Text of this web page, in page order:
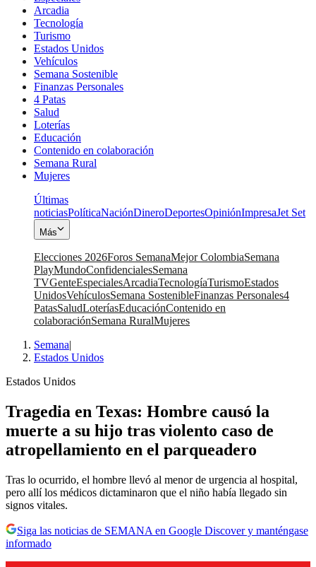
Arcadia
Tecnología
Turismo
Estados Unidos
Vehículos
Semana Sostenible
Finanzas Personales
4 Patas
Salud
Loterías
Educación
Contenido en colaboración
Semana Rural
Mujeres
Últimas
noticiasPolíticaNaciónDineroDeportesOpiniónImpresaJet Set
Más
Elecciones 2026Foros SemanaMejor ColombiaSemana
PlayMundoConfidencialesSemana
TVGenteEspecialesArcadiaTecnologíaTurismoEstados
UnidosVehículosSemana SostenibleFinanzas Personales4
PatasSaludLoteríasEducaciónContenido en
colaboraciónSemana RuralMujeres
Semana|
Estados Unidos
Estados Unidos
Tragedia en Texas: Hombre causó la
muerte a su hijo tras violento caso de
atropellamiento en el parqueadero
Tras lo ocurrido, el hombre llevó al menor de urgencia al hospital,
pero allí los médicos dictaminaron que el niño había llegado sin
signos vitales.
Siga las noticias de SEMANA en Google Discover y manténgase
informado